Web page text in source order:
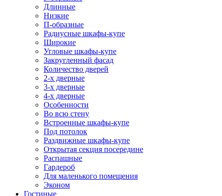
Длинные
Низкие
П-образные
Радиусные шкафы-купе
Широкие
Угловые шкафы-купе
Закругленный фасад
Количество дверей
2-х дверные
3-х дверные
4-х дверные
Особенности
Во всю стену
Встроенные шкафы-купе
Под потолок
Раздвижные шкафы-купе
Открытая секция посередине
Распашные
Гардероб
Для маленького помещения
Эконом
Гостиные